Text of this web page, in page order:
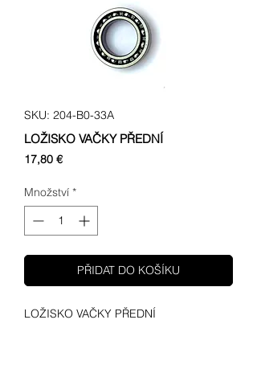
SKU: 204-B0-33A
LOŽISKO VAČKY PŘEDNÍ
17,80 €Cena
Množství *
PŘIDAT DO KOŠÍKU
LOŽISKO VAČKY PŘEDNÍ